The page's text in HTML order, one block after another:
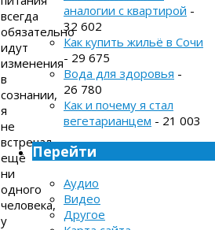
всегда
обязательно
идут
изменения
в
сознании,
я
не
встречал
ещё
ни
одного
человека,
у
аналогии с квартирой -
32 602
Как купить жильё в Сочи
- 29 675
Вода для здоровья -
26 780
Как и почему я стал
вегетарианцем - 21 003
Перейти
Аудио
Видео
Другое